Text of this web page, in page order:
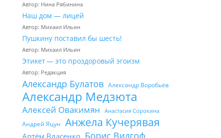
Автор: Нина Рябинина
Наш дом — лицей
Автор: Михаил Ильин
Пушкину поставил бы шесть!
Автор: Михаил Ильин
Этикет — это проздоровый эгоизм
Автор: Редакция
Александр Булатов Александр Воробьёв
Александр Медзюта
Алексей Овакимян Анастасия Сорокина
Андрей Яцун Анжела Кучерявая
Артём Власенко Борис Видгоф